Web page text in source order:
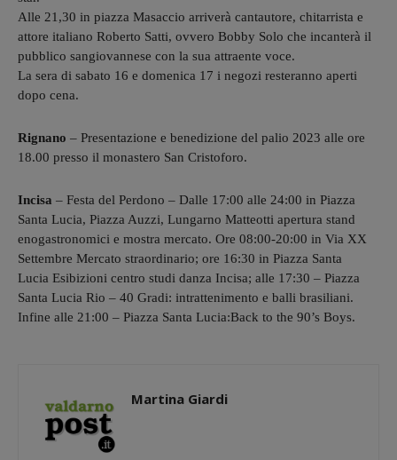
Alle 21,30 in piazza Masaccio arriverà cantautore, chitarrista e
attore italiano Roberto Satti, ovvero Bobby Solo che incanterà il
pubblico sangiovannese con la sua attraente voce.
La sera di sabato 16 e domenica 17 i negozi resteranno aperti
dopo cena.
Rignano – Presentazione e benedizione del palio 2023 alle ore
18.00 presso il monastero San Cristoforo.
Incisa – Festa del Perdono – Dalle 17:00 alle 24:00 in Piazza
Santa Lucia, Piazza Auzzi, Lungarno Matteotti apertura stand
enogastronomici e mostra mercato. Ore 08:00-20:00 in Via XX
Settembre Mercato straordinario; ore 16:30 in Piazza Santa
Lucia Esibizioni centro studi danza Incisa; alle 17:30 – Piazza
Santa Lucia Rio – 40 Gradi: intrattenimento e balli brasiliani.
Infine alle 21:00 – Piazza Santa Lucia:Back to the 90’s Boys.
Martina Giardi